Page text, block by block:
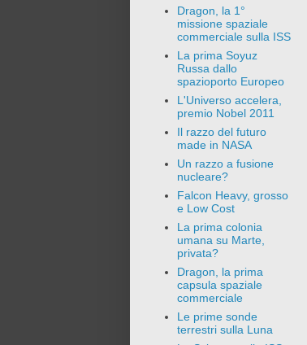
Dragon, la 1°
missione spaziale
commerciale sulla ISS
La prima Soyuz
Russa dallo
spazioporto Europeo
L'Universo accelera,
premio Nobel 2011
Il razzo del futuro
made in NASA
Un razzo a fusione
nucleare?
Falcon Heavy, grosso
e Low Cost
La prima colonia
umana su Marte,
privata?
Dragon, la prima
capsula spaziale
commerciale
Le prime sonde
terrestri sulla Luna